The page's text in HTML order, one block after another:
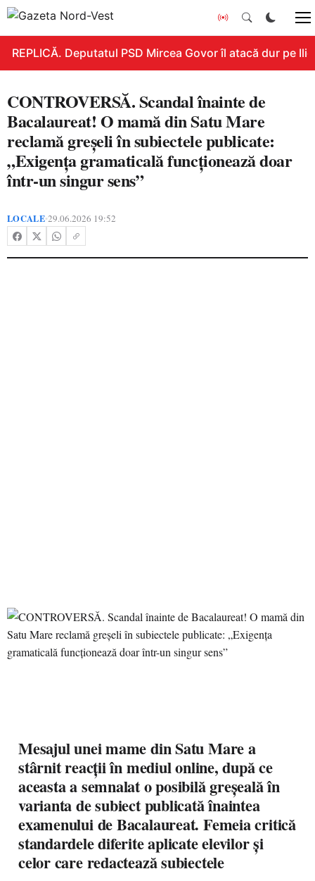
REPLICĂ. Deputatul PSD Mircea Govor îl atacă dur pe
CONTROVERSĂ. Scandal înainte de
Bacalaureat! O mamă din Satu Mare
reclamă greșeli în subiectele publicate:
„Exigența gramaticală funcționează doar
într-un singur sens”
LOCALE•29.06.2026 19:52
Mesajul unei mame din Satu Mare a
stârnit reacții în mediul online, după ce
aceasta a semnalat o posibilă greșeală în
varianta de subiect publicată înaintea
examenului de Bacalaureat. Femeia critică
standardele diferite aplicate elevilor și
celor care redactează subiectele